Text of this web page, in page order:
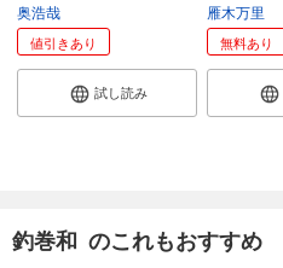
奥浩哉
値引きあり
試し読み
雁木万里
無料あり
釣巻和 のこれもおすすめ